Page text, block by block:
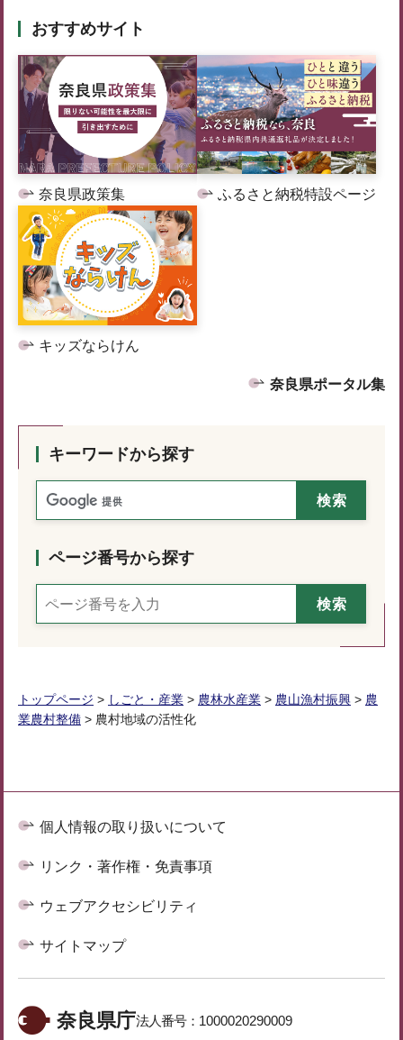
おすすめサイト
奈良県政策集 ふるさと納税特設ページ
キッズならけん
奈良県ポータル集
キーワードから探す
ページ番号から探す
トップページ > しごと・産業 > 農林水産業 > 農山漁村振興 > 農
業農村整備 > 農村地域の活性化
個人情報の取り扱いについて
リンク・著作権・免責事項
ウェブアクセシビリティ
サイトマップ
奈良県庁法人番号： 1000020290009